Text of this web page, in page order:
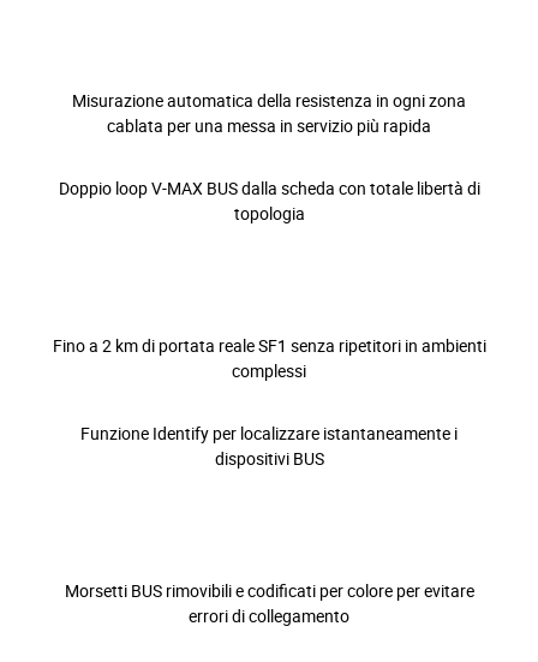
Misurazione automatica della resistenza in ogni zona
cablata per una messa in servizio più rapida
Doppio loop V-MAX BUS dalla scheda con totale libertà di
topologia
Fino a 2 km di portata reale SF1 senza ripetitori in ambienti
complessi
Funzione Identify per localizzare istantaneamente i
dispositivi BUS
Morsetti BUS rimovibili e codificati per colore per evitare
errori di collegamento